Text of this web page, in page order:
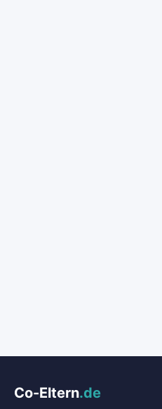
Co-Eltern.de